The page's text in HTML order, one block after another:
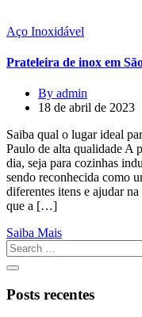
Aço Inoxidável
Prateleira de inox em
By admin
18 de abril de 2023
Saiba qual o lugar ideal
Paulo de alta qualidade A
dia, seja para cozinhas
sendo reconhecida como
diferentes itens e ajudar
que a […]
Saiba Mais
Posts recentes